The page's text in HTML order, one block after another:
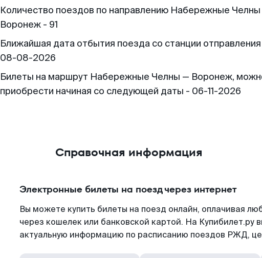
Количество поездов по направлению Набережные
Воронеж - 91
Ближайшая дата отбытия поезда со станции
08-08-2026
Билеты на маршрут Набережные Челны — Воронеж,
приобрести начиная со следующей даты - 06-11-2026
Справочная информация
Электронные билеты на поезд через интернет
Вы можете купить билеты на поезд онлайн, оплачивая
через кошелек или банковской картой. На Купибилет.ру
актуальную информацию по расписанию поездов РЖД,